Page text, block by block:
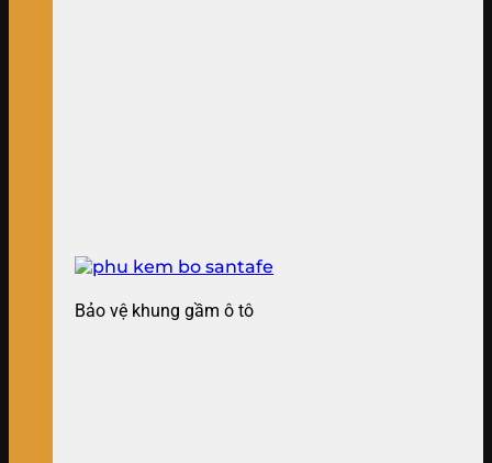
Bảo vệ khung gầm ô tô